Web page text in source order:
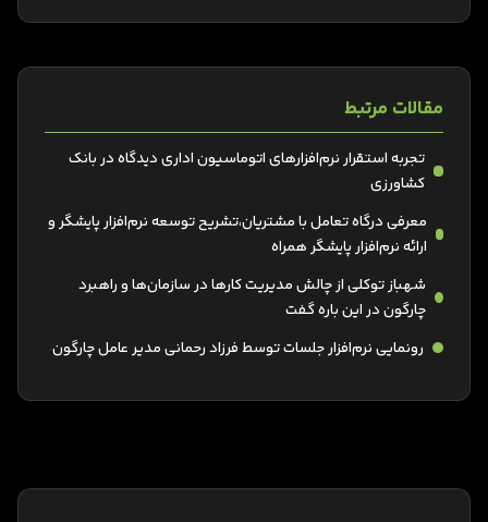
مقالات مرتبط
تجربه استقرار نرم‌افزارهای اتوماسیون اداری دیدگاه در بانک
کشاورزی
معرفی درگاه تعامل با مشتریان،تشریح توسعه نرم‌افزار پایشگر و
ارائه نرم‌افزار پایشگر همراه
شهباز توکلی از چالش مدیریت کارها در سازمان‌ها و راهبرد
چارگون در این باره گفت
رونمایی نرم‌افزار جلسات توسط فرزاد رحمانی مدیر عامل چارگون